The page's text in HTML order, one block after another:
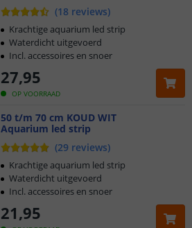
(18 reviews)
OP VOORRAAD
27,95
Krachtige aquarium led strip
Waterdicht uitgevoerd
Incl. accessoires en snoer
50 t/m 70 cm KOUD WIT
Aquarium led strip
(29 reviews)
21,95
Krachtige aquarium led strip
Waterdicht uitgevoerd
Incl. accessoires en snoer